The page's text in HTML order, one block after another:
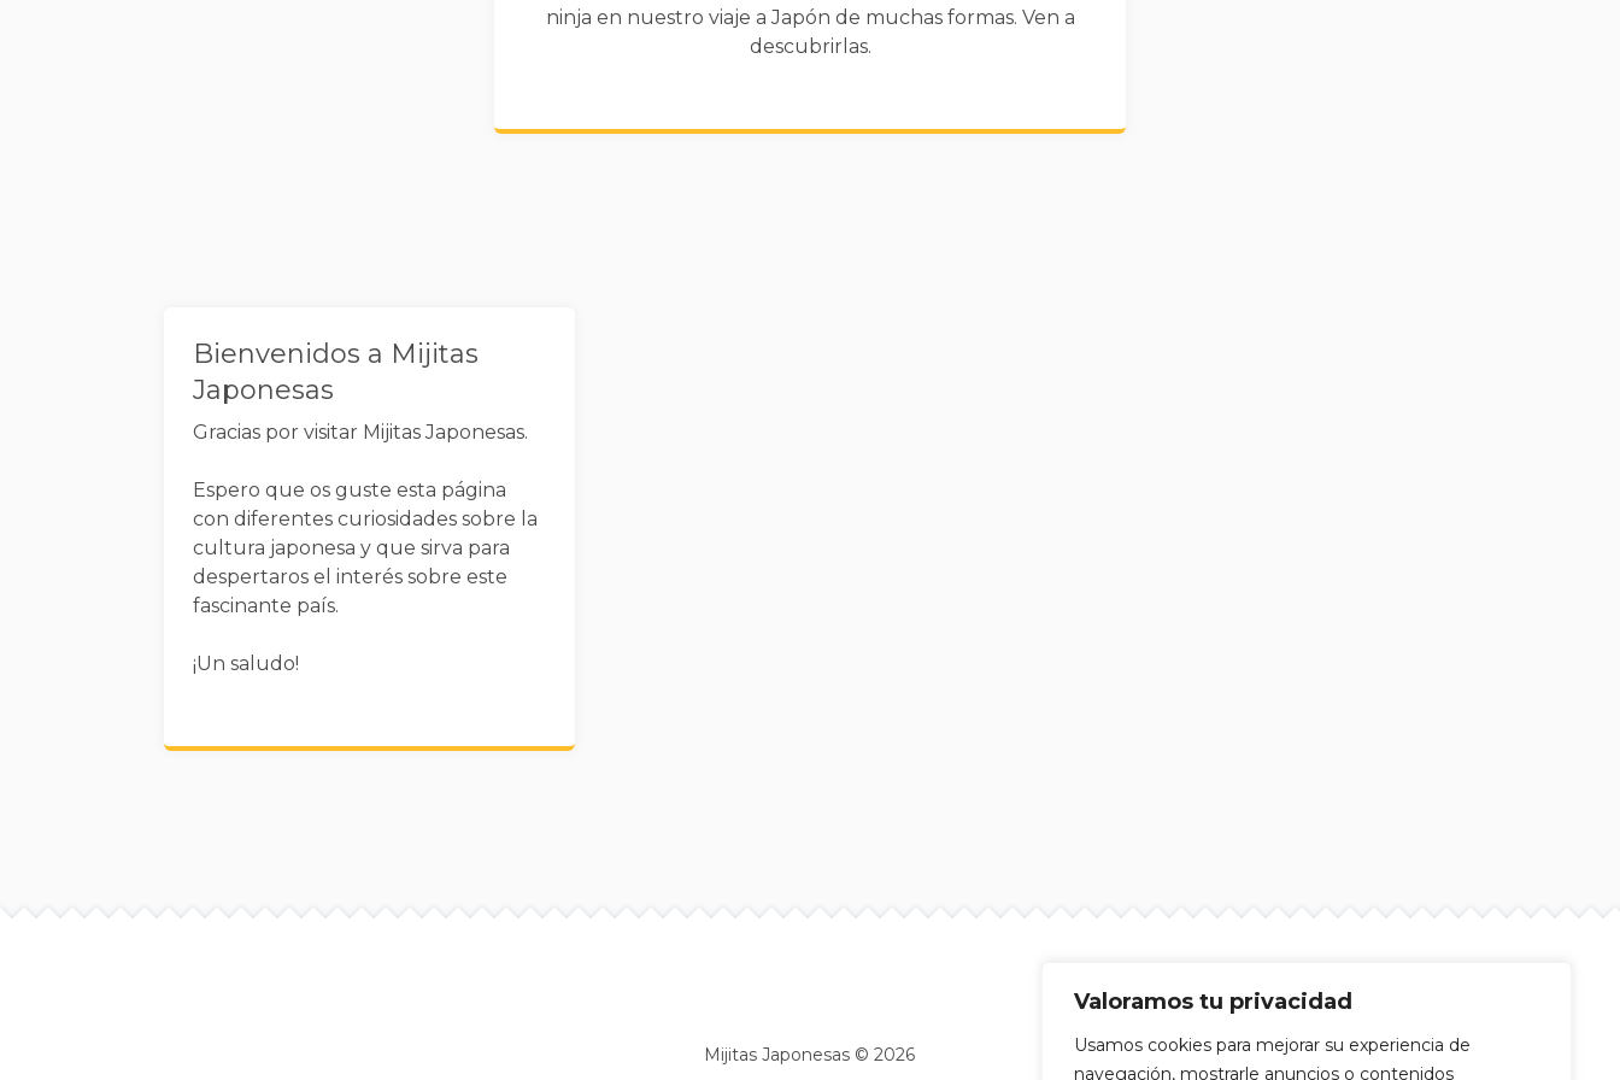
Valoramos tu privacidad
Usamos cookies para mejorar su experiencia de
navegación, mostrarle anuncios o contenidos
ninja en nuestro viaje a Japón de muchas formas. Ven a
descubrirlas.
Bienvenidos a Mijitas
Japonesas
Gracias por visitar Mijitas Japonesas.
Espero que os guste esta página
con diferentes curiosidades sobre la
cultura japonesa y que sirva para
despertaros el interés sobre este
fascinante país.
¡Un saludo!
Site infoMijitas Japonesas © 2026